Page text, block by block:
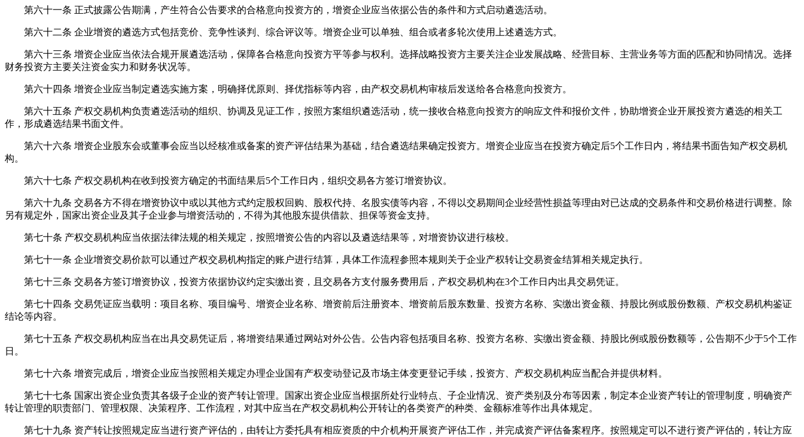
第六十一条 正式披露公告期满，产生符合公告要求的合格意向投资方的，增资企业应当依据公告的条件和方式启动遴选活动。
第六十二条 企业增资的遴选方式包括竞价、竞争性谈判、综合评议等。增资企业可以单独、组合或者多轮次使用上述遴选方式。
第六十三条 增资企业应当依法合规开展遴选活动，保障各合格意向投资方平等参与权利。选择战略投资方主要关注企业发展战略、经营目标、主营业务等方面的匹配和协同情况。选择
财务投资方主要关注资金实力和财务状况等。
第六十四条 增资企业应当制定遴选实施方案，明确择优原则、择优指标等内容，由产权交易机构审核后发送给各合格意向投资方。
第六十五条 产权交易机构负责遴选活动的组织、协调及见证工作，按照方案组织遴选活动，统一接收合格意向投资方的响应文件和报价文件，协助增资企业开展投资方遴选的相关工
作，形成遴选结果书面文件。
第六十六条 增资企业股东会或董事会应当以经核准或备案的资产评估结果为基础，结合遴选结果确定投资方。增资企业应当在投资方确定后5个工作日内，将结果书面告知产权交易机
构。
第六十七条 产权交易机构在收到投资方确定的书面结果后5个工作日内，组织交易各方签订增资协议。
第六十九条 交易各方不得在增资协议中或以其他方式约定股权回购、股权代持、名股实债等内容，不得以交易期间企业经营性损益等理由对已达成的交易条件和交易价格进行调整。除
另有规定外，国家出资企业及其子企业参与增资活动的，不得为其他股东提供借款、担保等资金支持。
第七十条 产权交易机构应当依据法律法规的相关规定，按照增资公告的内容以及遴选结果等，对增资协议进行核校。
第七十一条 企业增资交易价款可以通过产权交易机构指定的账户进行结算，具体工作流程参照本规则关于企业产权转让交易资金结算相关规定执行。
第七十三条 交易各方签订增资协议，投资方依据协议约定实缴出资，且交易各方支付服务费用后，产权交易机构在3个工作日内出具交易凭证。
第七十四条 交易凭证应当载明：项目名称、项目编号、增资企业名称、增资前后注册资本、增资前后股东数量、投资方名称、实缴出资金额、持股比例或股份数额、产权交易机构鉴证
结论等内容。
第七十五条 产权交易机构应当在出具交易凭证后，将增资结果通过网站对外公告。公告内容包括项目名称、投资方名称、实缴出资金额、持股比例或股份数额等，公告期不少于5个工作
日。
第七十六条 增资完成后，增资企业应当按照相关规定办理企业国有产权变动登记及市场主体变更登记手续，投资方、产权交易机构应当配合并提供材料。
第七十七条 国家出资企业负责其各级子企业的资产转让管理。国家出资企业应当根据所处行业特点、子企业情况、资产类别及分布等因素，制定本企业资产转让的管理制度，明确资产
转让管理的职责部门、管理权限、决策程序、工作流程，对其中应当在产权交易机构公开转让的各类资产的种类、金额标准等作出具体规定。
第七十九条 资产转让按照规定应当进行资产评估的，由转让方委托具有相应资质的中介机构开展资产评估工作，并完成资产评估备案程序。按照规定可以不进行资产评估的，转让方应